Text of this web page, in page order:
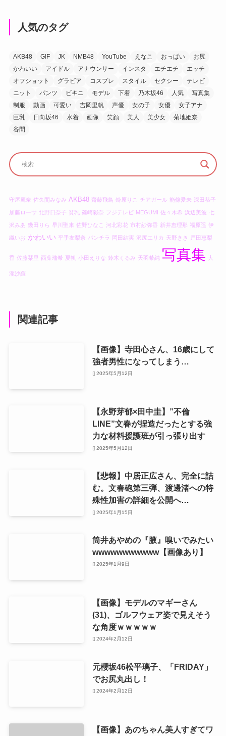
人気のタグ
AKB48 GIF JK NMB48 YouTube えなこ おっぱい
お尻
かわいい
アイドル アナウンサー インスタ エチエチ
エッチ
オフショット
グラビア コスプレ スタイル セクシー
テレビ
ニット
パンツ ビキニ モデル 下着 乃木坂46 人気
写真集
制服
動画 可愛い 吉岡里帆 声優 女の子 女優
女子アナ
巨乳
日向坂46 水着 画像 笑顔 美人 美少女
菊地姫奈
谷間
守屋麗奈 佐久間みなみ AKB48 齋藤飛鳥 鈴原りこ チアガール 能條愛未 深田恭子
加藤ローサ 北野日奈子 貧乳 篠崎彩奈 フジテレビ MEGUMI 佐々木希 浜辺美波 七
沢みあ 幾田りら 早川聖来 佐野ひなこ 河北彩花 市村紗弥香 新井恵理那 福原遥 伊
織いお かわいい 平手友梨奈 パンチラ 岡田結実 沢尻エリカ 天野きき 戸田恵梨
香 佐藤栞里 西葉瑞希 夏帆 小田えりな 鈴木くるみ 天羽希純 写真集 大
瀧沙羅
関連記事
【画像】寺田心さん、16歳にして
強者男性になってしまう…
2025年5月12日
【永野芽郁×田中圭】”不倫
LINE”文春が捏造だったとする強
力な材料援護班が引っ張り出す
2025年5月12日
【悲報】中居正広さん、完全に詰
む。文春砲第三弾、渡邊渚への特
殊性加害の詳細を公開へ…
2025年1月15日
筒井あやめの『腋』嗅いでみたい
wwwwwwwwwww【画像あり】
2025年1月9日
【画像】モデルのマギーさん
(31)、ゴルフウェア姿で見えそう
な角度ｗｗｗｗｗ
2024年2月12日
元櫻坂46松平璃子、「FRIDAY」
でお尻丸出し！
2024年2月12日
【画像】あのちゃん美人すぎてワ